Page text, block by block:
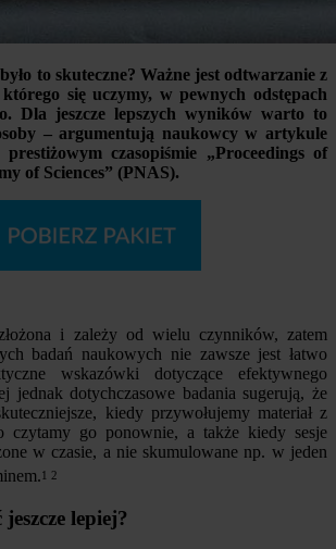
to skuteczne? Ważne jest odtwarzanie z
się uczymy, w pewnych odstępach
Dla jeszcze lepszych wyników warto to
– argumentują naukowcy w artykule
czasopiśmie „Proceedings of
of Sciences” (PNAS).
i zależy od wielu czynników, zatem
badań naukowych nie zawsze jest łatwo
wskazówki dotyczące efektywnego
jednak dotychczasowe badania sugerują, że
kiedy przywołujemy materiał z
czytamy go ponownie, a także kiedy sesje
w czasie, a nie skumulowane np. w jeden
1 2
lepiej?